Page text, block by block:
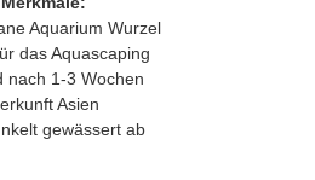
Aquarium Wurzel
das Aquascaping
nach 1-3 Wochen
Asien
gewässert ab